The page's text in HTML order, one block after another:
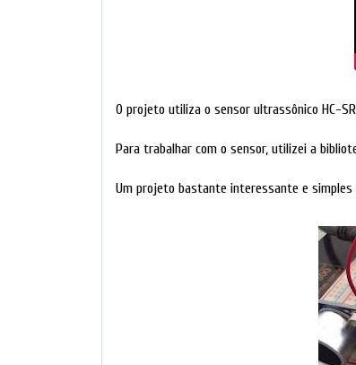
O projeto utiliza o sensor ultrassônico HC-
Para trabalhar com o sensor, utilizei a
Um projeto bastante interessante e simples